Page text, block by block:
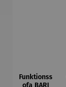
Funktionss
ofa BARI